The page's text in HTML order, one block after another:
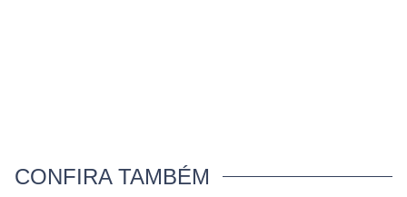
CONFIRA TAMBÉM